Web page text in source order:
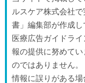
ルスケア株式会社
書」編集部が作成し
医療広告ガイドラ
報の提供に努めて
のではありません。
情報に誤りがある場